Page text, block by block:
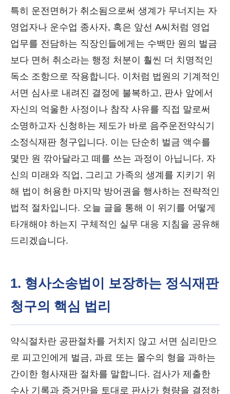
특히 운전면허가 취소됨으로써 생계가 무너지는 자
영업자나 운수업 종사자, 혹은 앞선 A씨처럼 영업
업무를 전담하는 직장인들에게는 수백만 원의 벌금
보다 면허 취소라는 행정 처분이 훨씬 더 치명적인
독소 조항으로 작용합니다. 이처럼 법원의 기계적인
서면 심사로 내려진 결정에 불복하고, 판사 앞에서
자신의 억울한 사정이나 참작 사유를 직접 말로써
소명하고자 신청하는 제도가 바로 음주운전약식기
소정식재판 청구입니다. 이는 단순히 벌금 액수를
몇만 원 깎아달라고 떼를 쓰는 과정이 아닙니다. 자
신의 미래와 직업, 그리고 가족의 생계를 지키기 위
해 법이 허용한 마지막 방어권을 행사하는 전략적인
법적 절차입니다. 오늘 글을 통해 이 위기를 어떻게
타개해야 하는지 구체적인 실무 대응 지침을 공유해
드리겠습니다.
1. 형사소송법이 보장하는 정식재판
청구의 핵심 법리
약식절차란 공판절차를 거치지 않고 서면 심리만으
로 피고인에게 벌금, 과료 또는 몰수의 형을 과하는
간이한 형사재판 절차를 말합니다. 검사가 제출한
수사 기록과 증거만을 토대로 판사가 형량을 결정하